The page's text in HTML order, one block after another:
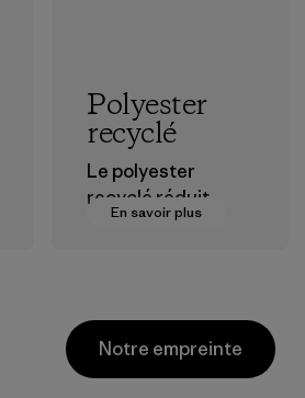
En savoir plus
Polyester
recyclé
Le polyester
recyclé réduit
notre dépendance
Matières
Notre empreinte